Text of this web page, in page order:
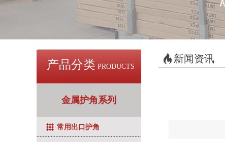
产品分类 PRODUCTS
金属护角系列
常用出口护角
新闻资讯